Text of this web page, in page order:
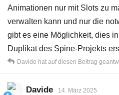
Animationen nur mit Slots zu
verwalten kann und nur die
gibt es eine Möglichkeit, dies
Duplikat des Spine-Projekts
Davide hat auf diesen Beitrag
Davide 14. März 2025